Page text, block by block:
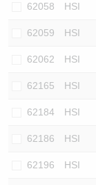
62058 HSI
62059 HSI
62062 HSI
62165 HSI
62184 HSI
62186 HSI
62196 HSI